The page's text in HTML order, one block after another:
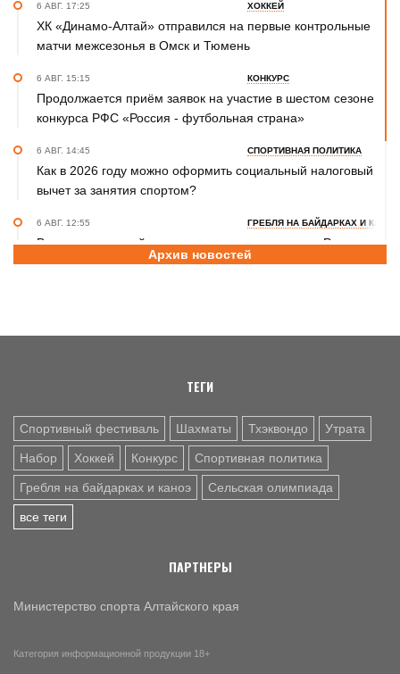
6 АВГ. 17:25 ХОККЕЙ
ХК «Динамо-Алтай» отправился на первые контрольные
матчи межсезонья в Омск и Тюмень
6 АВГ. 15:15 КОНКУРС
Продолжается приём заявок на участие в шестом сезоне
конкурса РФС «Россия - футбольная страна»
6 АВГ. 14:45 СПОРТИВНАЯ ПОЛИТИКА
Как в 2026 году можно оформить социальный налоговый
вычет за занятия спортом?
6 АВГ. 12:55 ГРЕБЛЯ НА БАЙДАРКАХ И КАНОЭ
В заключительный день юниорского первенства России
на счету алтайских гребцов три медали
летняя. Поспелиха, 2014 год. Часть первая
Архив новостей
ТЕГИ
Спортивный фестиваль Шахматы Тхэквондо Утрата
Набор Хоккей Конкурс Спортивная политика
Гребля на байдарках и каноэ Сельская олимпиада
все теги
ПАРТНЕРЫ
Министерство спорта Алтайского края
Категория информационной продукции 18+